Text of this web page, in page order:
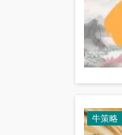
牛策略